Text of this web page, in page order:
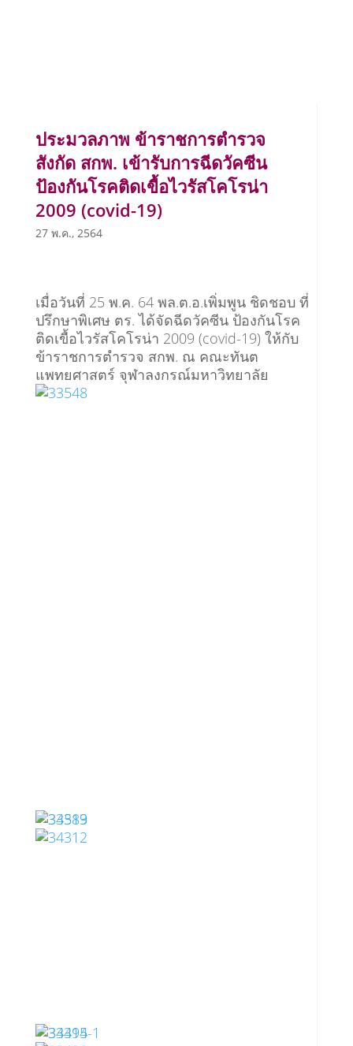
ประมวลภาพ ข้าราชการตำรวจ
สังกัด สกพ. เข้ารับการฉีดวัคซีน
ป้องกันโรคติดเขื้อไวรัสโคโรน่า
2009 (covid-19)
27 พ.ค., 2564
เมื่อวันที่ 25 พ.ค. 64 พล.ต.อ.เพิ่มพูน ชิดชอบ ที่
ปรึกษาพิเศษ ตร. ได้จัดฉีดวัคซีน ป้องกันโรค
ติดเขื้อไวรัสโคโรน่า 2009 (covid-19) ให้กับ
ข้าราชการตำรวจ สกพ. ณ คณะทันต
แพทยศาสตร์ จุฬาลงกรณ์มหาวิทยาลัย